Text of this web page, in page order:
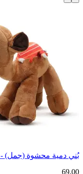
بُني دمية محشوة (جمل) - 30 سم
69.00